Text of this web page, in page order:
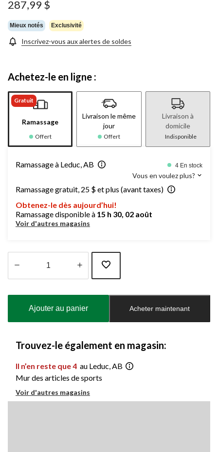
287,99 $
Mieux notés Exclusivité
Inscrivez-vous aux alertes de soldes
Achetez-le en ligne :
Gratuit
Ramassage
Offert
Livraison le même
jour
Offert
Livraison à
domicile
Indisponible
Ramassage à Leduc, AB 4 En stock
Vous en voulez plus?
Ramassage gratuit, 25 $ et plus (avant taxes)
Obtenez-le dès aujourd’hui!
Ramassage disponible à 15 h 30, 02 août
Voir d'autres magasins
à
Ajouter au panier Acheter maintenant
Trouvez-le également en magasin:
Il n’en reste que 4 au Leduc, AB
Mur des articles de sports
Voir d'autres magasins